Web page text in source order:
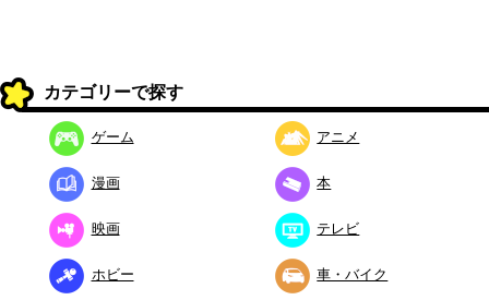
カテゴリーで探す
ゲーム アニメ
漫画 本
映画 テレビ
ホビー 車・バイク